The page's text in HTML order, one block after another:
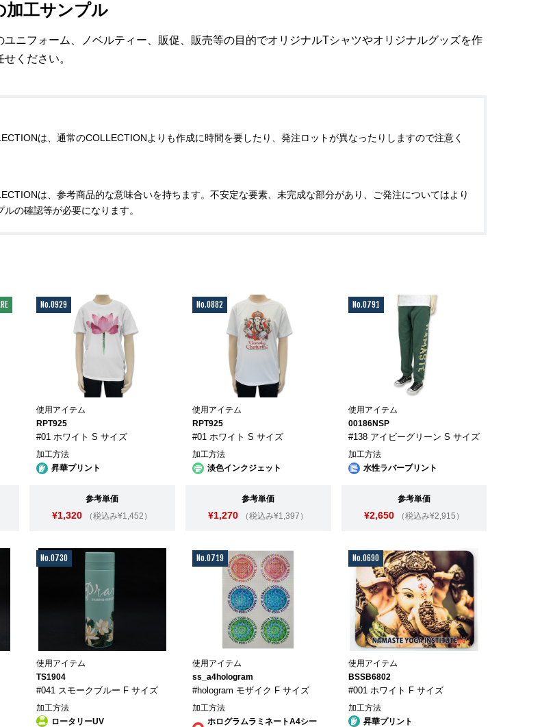
加工サンプル
ユニフォーム、ノベルティー、販促、販売等の目的でオリジナルTシャツやオリジナルグッズを作
ください。
は、通常のCOLLECTIONよりも作成に時間を要したり、発注ロットが異なったりしますので注意く
は、参考商品的な意味合いを持ちます。不安定な要素、未完成な部分があり、ご発注についてはより
の確認等が必要になります。
No.0929
使用アイテム
RPT925
#01 ホワイト S サイズ
加工方法
昇華プリント
参考単価
¥1,320 （税込み¥1,452）
No.0882
使用アイテム
RPT925
#01 ホワイト S サイズ
加工方法
淡色インクジェット
参考単価
¥1,270 （税込み¥1,397）
No.0791
使用アイテム
00186NSP
#138 アイビーグリーン S サイズ
加工方法
水性ラバープリント
参考単価
¥2,650 （税込み¥2,915）
No.0730
使用アイテム
TS1904
#041 スモークブルー F サイズ
加工方法
ロータリーUV
No.0719
使用アイテム
ss_a4hologram
#hologram モザイク F サイズ
加工方法
ホログラムラミネートA4シー
No.0690
使用アイテム
BSSB6802
#001 ホワイト F サイズ
加工方法
昇華プリント